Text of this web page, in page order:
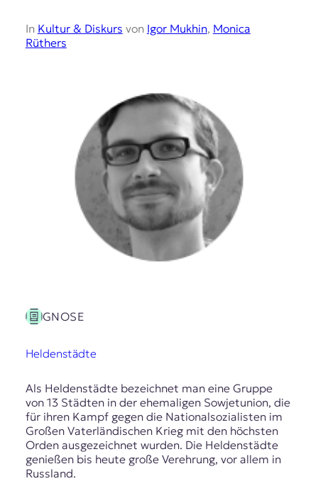
In Kultur & Diskurs von Igor Mukhin, Monica
Rüthers
GNOSE
Heldenstädte
Als Heldenstädte bezeichnet man eine Gruppe
von 13 Städten in der ehemaligen Sowjetunion, die
für ihren Kampf gegen die Nationalsozialisten im
Großen Vaterländischen Krieg mit den höchsten
Orden ausgezeichnet wurden. Die Heldenstädte
genießen bis heute große Verehrung, vor allem in
Russland.